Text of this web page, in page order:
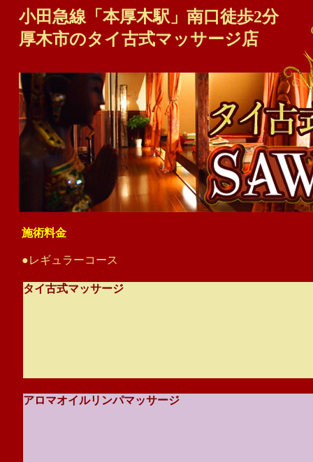
小田急線「本厚木駅」南口徒歩2分
厚木市のタイ古式マッサージ店
施術料金
●レギュラーコース
タイ古式マッサージ
アロマオイルリンパマッサージ